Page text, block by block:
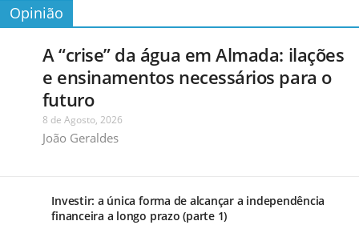
Opinião
A “crise” da água em Almada: ilações
e ensinamentos necessários para o
futuro
8 de Agosto, 2026
João Geraldes
Investir: a única forma de alcançar a independência
financeira a longo prazo (parte 1)